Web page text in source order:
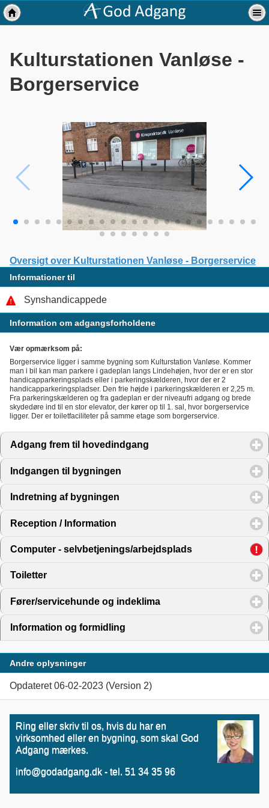
Kulturstationen Vanløse -
Borgerservice
Oversigt over Kulturstationen Vanløse - Borgerservice
Informationer til
Synshandicappede
Information om adgangsforholdene
Vær opmærksom på:
Borgerservice ligger i samme bygning som Kulturstation Vanløse. Kommer
man i bil kan man parkere i gadeplan langs Lindehøjen, hvor der er en stor
handicapparkeringsplads eller i parkeringskælderen, hvor der er 2
handicapparkeringspladser. Den frie højde i parkeringskælderen er 2,25 m.
Fra parkeringskælderen og fra gadeplan er der niveaufri adgang og brede
skydedøre ind til en stor elevator, der kører op til 1. sal, hvor borgerservice
ligger. Der er toiletfaciliteter på samme etage som borgerservice.
Adgang frem til hovedindgang click to expand contents
Indgangen til bygningen
Indretning af bygningen
Reception / Information
Computer - selvbetjenings/arbejdsplads click to expand
Toiletter
Fører/servicehunde og indeklima click to expand
Information og formidling
Andre oplysninger
Opdateret 06-02-2023 (Version 2)
Ring eller skriv til os, hvis du har en
virksomhed eller en bygning, som skal God
Adgang mærkes.
info@godadgang.dk - tel. 51 34 35 96